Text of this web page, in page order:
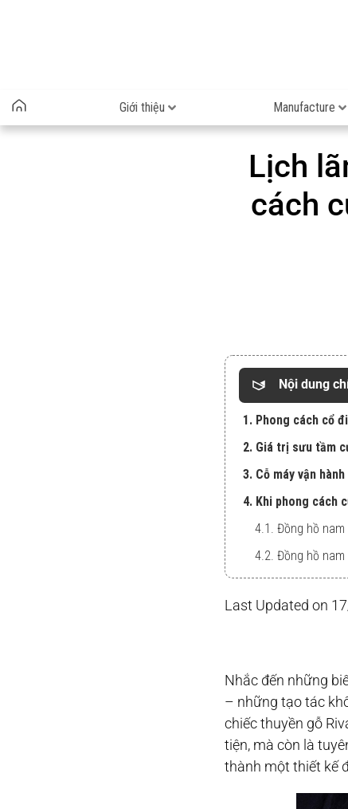
Giới thiệu Manufacture
Lịch
cách
Nội dung
1. Phong cách cổ
2. Giá trị sưu tầm
3. Cỗ máy vận
4. Khi phong cách
4.1. Đồng hồ nam
4.2. Đồng hồ nam
Last Updated on
Nhắc đến những
– những tạo tác
chiếc thuyền gỗ
tiện, mà còn là
thành một thiết kế